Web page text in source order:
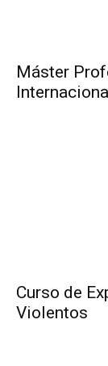
Máster
Curso de
Violentos